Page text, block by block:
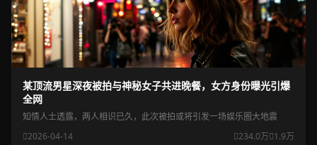
某顶流男星深夜被拍与神秘女子共进晚餐，女方身份曝光引爆
全网
知情人士透露，两人相识已久，此次被拍或将引发一场娱乐圈大地震
2026-04-14
234.0万 1.9万